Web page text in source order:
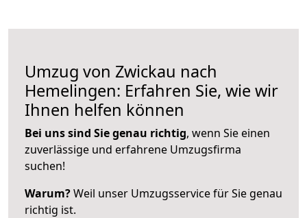
Umzug von Zwickau nach
Hemelingen: Erfahren Sie, wie wir
Ihnen helfen können
Bei uns sind Sie genau richtig, wenn Sie einen
zuverlässige und erfahrene Umzugsfirma
suchen!
Warum?Weil unser Umzugsservice für Sie genau
richtig ist.